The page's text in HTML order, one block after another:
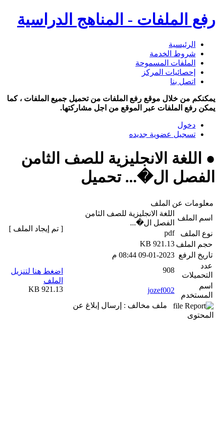
رفع الملفات - المناهج الدراسية
الرئيسية
شروط الخدمة
الملفات المسموحة
إحصائيات المركز
اتصل بنا
يمكنكم من خلال موقع رفع الملفات من تحميل جميع الملفات ، كما
يمكن رفع الملفات عبر الموقع من اجل مشاركتها.
دخول
تسجيل عضوية جديده
● اللغة الانجليزية للصف الثامن
الفصل ال�... تحميل
معلومات عن الملف
اسم الملف
اللغة الانجليزية للصف الثامن
الفصل ال�...
نوع الملف
pdf
حجم الملف 921.13 KB
تاريخ الرفع 09-01-2023 08:44 م
عدد
التحميلات
908
اسم
المستخدم
jozef002
ملف مخالف : إرسال إبلاغ عن
المحتوى
[ تم إيجاد الملف ]
اضغط هنا لتنزيل
الملف
921.13 KB